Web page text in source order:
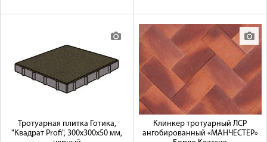
Тротуарная плитка Готика,
"Квадрат Profi", 300x300x50 мм,
Клинкер тротуарный ЛСР
ангобированный «МАНЧЕСТЕР»